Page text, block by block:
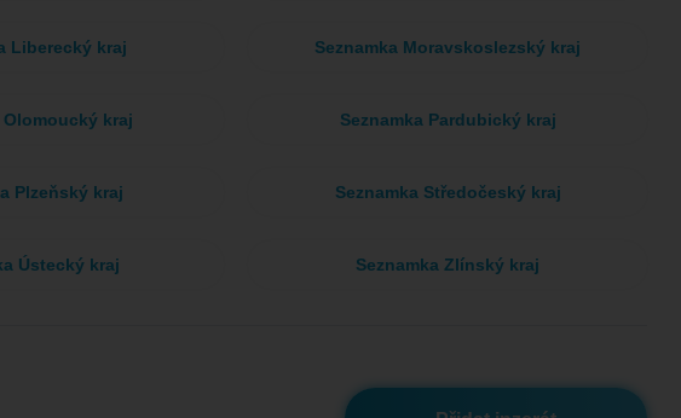
Liberecký kraj Seznamka Moravskoslezský kraj
Olomoucký kraj Seznamka Pardubický kraj
Plzeňský kraj Seznamka Středočeský kraj
Ústecký kraj Seznamka Zlínský kraj